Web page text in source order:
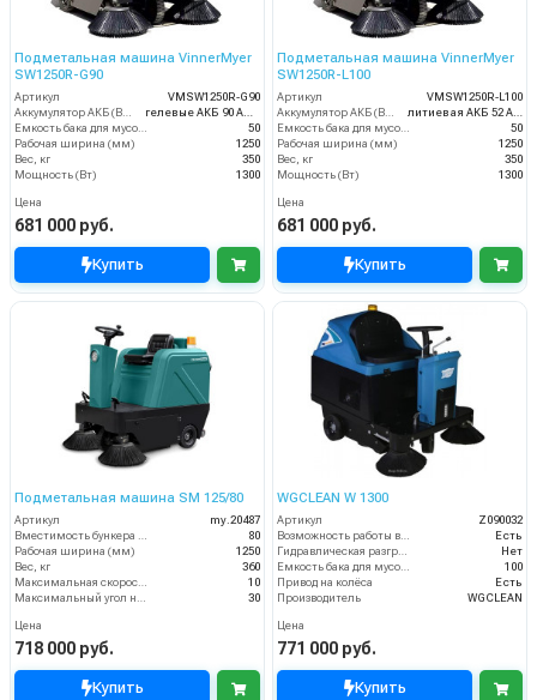
Подметальная машина VinnerMyer
SW1250R-G90
Артикул
VMSW1250R-G90
50
Рабочая ширина (мм)
1250
Вес, кг
350
Мощность (Вт)
1300
Цена
681 000 руб.
Купить
Подметальная машина VinnerMyer
SW1250R-L100
Артикул
VMSW1250R-L100
литиевая АКБ 52 Ач С2
50
Рабочая ширина (мм)
1250
Вес, кг
350
Мощность (Вт)
1300
Цена
681 000 руб.
Купить
Подметальная машина SM 125/80
Артикул
my.20487
Вместимость бункера (л)
80
Рабочая ширина (мм)
1250
Вес, кг
360
Максимальная скорость движения (км/ч)
10
Максимальный угол наклона (%)
30
Цена
718 000 руб.
Купить
WGCLEAN W 1300
Артикул
Z090032
Возможность работы внутри помещения
Есть
Гидравлическая разгрузка
Нет
Емкость бака для мусора (л)
100
Привод на колёса
Есть
Производитель
WGCLEAN
Цена
771 000 руб.
Купить